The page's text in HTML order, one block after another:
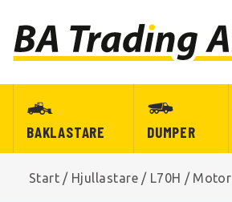
BAKLASTARE DUMPER
Start / Hjullastare / L70H / Motor